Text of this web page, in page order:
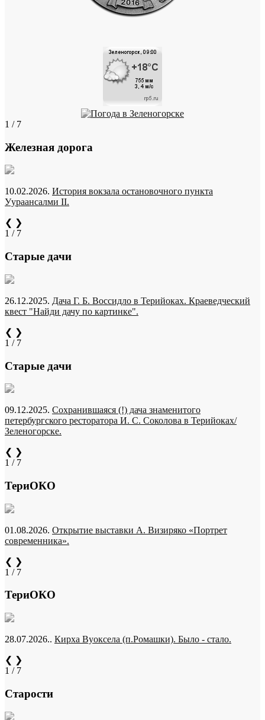
1 / 7
Железная дорога
10.02.2026. История вокзала остановочного пункта
Уураансалми II.
❮ ❯
1 / 7
Старые дачи
26.12.2025. Дача Г. Б. Воссидло в Терийоках. Краеведческий
квест "Найди дачу по картинке".
❮ ❯
1 / 7
Старые дачи
09.12.2025. Сохранившаяся (!) дача знаменитого
петербургского ресторатора И. С. Соколова в Терийоках/
Зеленогорске.
❮ ❯
1 / 7
ТериОКО
01.08.2026. Открытие выставки А. Визиряко «Портрет
современника».
❮ ❯
1 / 7
ТериОКО
28.07.2026.. Кирха Вуоксела (п.Ромашки). Было - стало.
❮ ❯
1 / 7
Старости